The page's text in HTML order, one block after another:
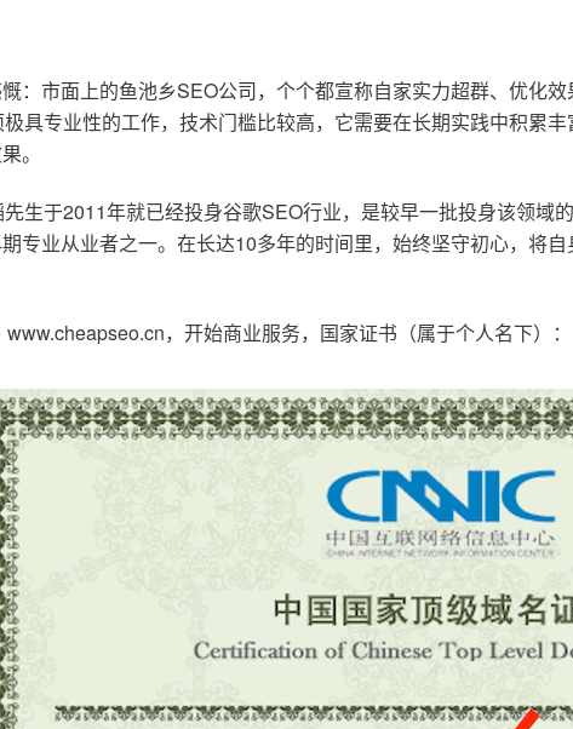
：市面上的鱼池乡SEO公司，个个都宣称自家实力超群、优化
具专业性的工作，技术门槛比较高，它需要在长期实践中积累
。
生于2011年就已经投身谷歌SEO行业，是较早一批投身该领
专业从业者之一。在长达10多年的时间里，始终坚守初心，将
，开始商业服务，国家证书（属于个人名下）：